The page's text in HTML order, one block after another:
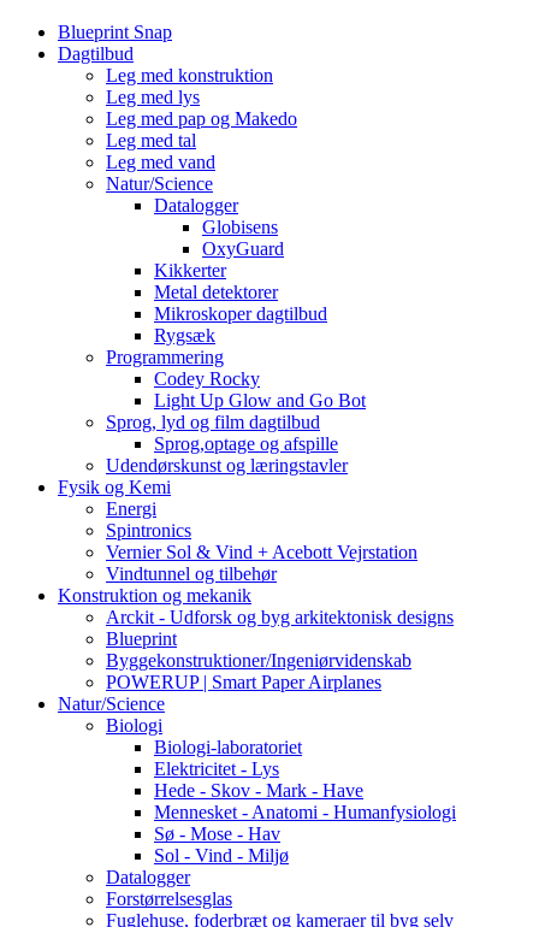
Blueprint Snap
Dagtilbud
Leg med konstruktion
Leg med lys
Leg med pap og Makedo
Leg med tal
Leg med vand
Natur/Science
Datalogger
Globisens
OxyGuard
Kikkerter
Metal detektorer
Mikroskoper dagtilbud
Rygsæk
Programmering
Codey Rocky
Light Up Glow and Go Bot
Sprog, lyd og film dagtilbud
Sprog,optage og afspille
Udendørskunst og læringstavler
Fysik og Kemi
Energi
Spintronics
Vernier Sol & Vind + Acebott Vejrstation
Vindtunnel og tilbehør
Konstruktion og mekanik
Arckit - Udforsk og byg arkitektonisk designs
Blueprint
Byggekonstruktioner/Ingeniørvidenskab
POWERUP | Smart Paper Airplanes
Natur/Science
Biologi
Biologi-laboratoriet
Elektricitet - Lys
Hede - Skov - Mark - Have
Mennesket - Anatomi - Humanfysiologi
Sø - Mose - Hav
Sol - Vind - Miljø
Datalogger
Forstørrelsesglas
Fuglehuse, foderbræt og kameraer til byg selv